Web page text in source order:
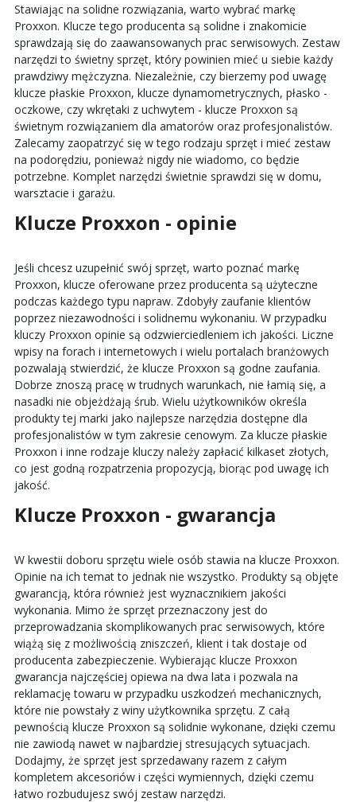
Stawiając na solidne rozwiązania, warto wybrać markę
Proxxon. Klucze tego producenta są solidne i znakomicie
sprawdzają się do zaawansowanych prac serwisowych. Zestaw
narzędzi to świetny sprzęt, który powinien mieć u siebie każdy
prawdziwy mężczyzna. Niezależnie, czy bierzemy pod uwagę
klucze płaskie Proxxon, klucze dynamometrycznych, płasko -
oczkowe, czy wkrętaki z uchwytem - klucze Proxxon są
świetnym rozwiązaniem dla amatorów oraz profesjonalistów.
Zalecamy zaopatrzyć się w tego rodzaju sprzęt i mieć zestaw
na podorędziu, ponieważ nigdy nie wiadomo, co będzie
potrzebne. Komplet narzędzi świetnie sprawdzi się w domu,
warsztacie i garażu.
Klucze Proxxon - opinie
Jeśli chcesz uzupełnić swój sprzęt, warto poznać markę
Proxxon, klucze oferowane przez producenta są użyteczne
podczas każdego typu napraw. Zdobyły zaufanie klientów
poprzez niezawodności i solidnemu wykonaniu. W przypadku
kluczy Proxxon opinie są odzwierciedleniem ich jakości. Liczne
wpisy na forach i internetowych i wielu portalach branżowych
pozwalają stwierdzić, że klucze Proxxon są godne zaufania.
Dobrze znoszą pracę w trudnych warunkach, nie łamią się, a
nasadki nie objeżdżają śrub. Wielu użytkowników określa
produkty tej marki jako najlepsze narzędzia dostępne dla
profesjonalistów w tym zakresie cenowym. Za klucze płaskie
Proxxon i inne rodzaje kluczy należy zapłacić kilkaset złotych,
co jest godną rozpatrzenia propozycją, biorąc pod uwagę ich
jakość.
Klucze Proxxon - gwarancja
W kwestii doboru sprzętu wiele osób stawia na klucze Proxxon.
Opinie na ich temat to jednak nie wszystko. Produkty są objęte
gwarancją, która również jest wyznacznikiem jakości
wykonania. Mimo że sprzęt przeznaczony jest do
przeprowadzania skomplikowanych prac serwisowych, które
wiążą się z możliwością zniszczeń, klient i tak dostaje od
producenta zabezpieczenie. Wybierając klucze Proxxon
gwarancja najczęściej opiewa na dwa lata i pozwala na
reklamację towaru w przypadku uszkodzeń mechanicznych,
które nie powstały z winy użytkownika sprzętu. Z całą
pewnością klucze Proxxon są solidnie wykonane, dzięki czemu
nie zawiodą nawet w najbardziej stresujących sytuacjach.
Dodajmy, że sprzęt jest sprzedawany razem z całym
kompletem akcesoriów i części wymiennych, dzięki czemu
łatwo rozbudujesz swój zestaw narzędzi.